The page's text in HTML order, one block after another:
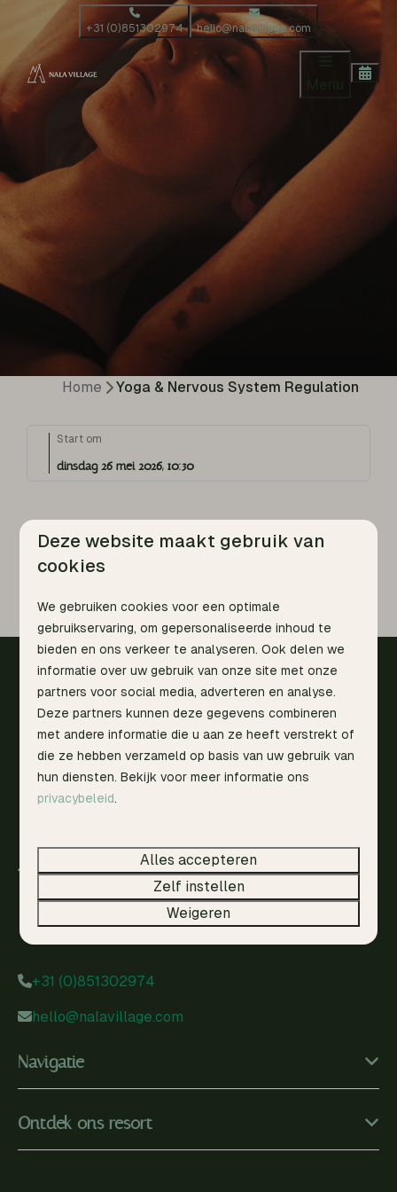
+31 (0)851302974 hello@nalavillage.com
Home Yoga & Nervous System Regulation
Start om
dinsdag 26 mei 2026, 10:30
Yoga & Nervous System
Regulation
Veilig betalen
Warkenseweg 7
7231 PT Warnsveld
+31 (0)851302974
hello@nalavillage.com
Navigatie
Ontdek ons resort
Deze website maakt gebruik van
cookies
We gebruiken cookies voor een optimale
gebruikservaring, om gepersonaliseerde inhoud te
bieden en ons verkeer te analyseren. Ook delen we
informatie over uw gebruik van onze site met onze
partners voor social media, adverteren en analyse.
Deze partners kunnen deze gegevens combineren
met andere informatie die u aan ze heeft verstrekt of
die ze hebben verzameld op basis van uw gebruik van
hun diensten. Bekijk voor meer informatie ons
privacybeleid.
Alles accepteren
Zelf instellen
Weigeren